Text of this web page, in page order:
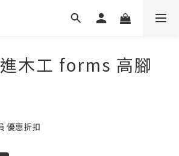
木工 forms 高腳
優惠折扣